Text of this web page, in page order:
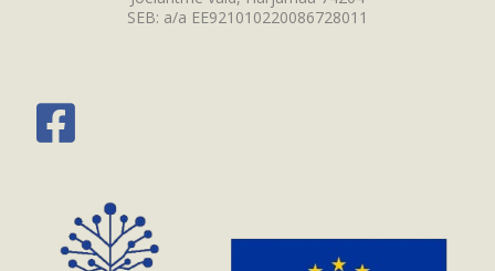
SEB: a/a EE921010220086728011